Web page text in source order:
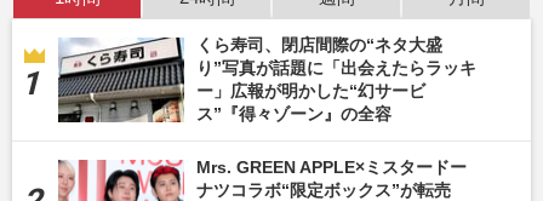
くら寿司、閉店間際の“ネタ大盛
り”写真が話題に「出会えたらラッキ
ー」広報が明かした“幻サービ
ス”『得々ゾーン』の全容
Mrs. GREEN APPLE×ミスタードー
ナツコラボ“限定ボックス”が転売